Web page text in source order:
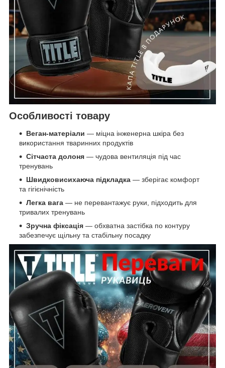
Особливості товару
Веган-матеріали — міцна інженерна шкіра без
використання тваринних продуктів
Сітчаста долоня — чудова вентиляція під час
тренувань
Швидковисихаюча підкладка — зберігає комфорт
та гігієнічність
Легка вага — не перевантажує руки, підходить для
тривалих тренувань
Зручна фіксація — обхватна застібка по контуру
забезпечує щільну та стабільну посадку